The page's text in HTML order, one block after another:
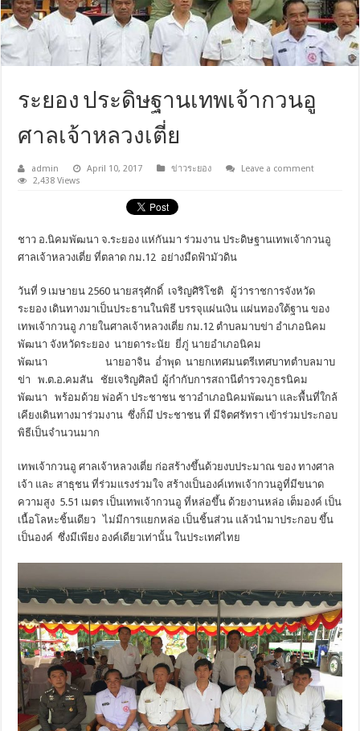
ระยอง ประดิษฐานเทพเจ้ากวนอู
ศาลเจ้าหลวงเตี่ย
admin April 10, 2017 ข่าวระยอง
Leave a comment
2,438 Views
ชาว อ.นิคมพัฒนา จ.ระยอง แห่กันมา ร่วมงาน ประดิษฐานเทพเจ้ากวนอู
ศาลเจ้าหลวงเตี่ย ที่ตลาด กม.12 อย่างมืดฟ้ามัวดิน
วันที่ 9 เมษายน 2560 นายสรุศักดิ์ เจริญศิริโชติ ผู้ว่าราชการจังหวัด
ระยอง เดินทางมาเป็นประธานในพิธี บรรจุแผ่นเงิน แผ่นทองใต้ฐาน ของ
เทพเจ้ากวนอู ภายในศาลเจ้าหลวงเตี่ย กม.12 ตำบลมาบข่า อำเภอนิคม
พัฒนา จังหวัดระยอง นายดาระนัย ยี่ภู่ นายอำเภอนิคม
พัฒนา นายอาจิน อ่ำพุด นายกเทศมนตรีเทศบาทตำบลมาบ
ข่า พ.ต.อ.คมสัน ชัยเจริญศิลป์ ผู้กำกับการสถานีตำรวจภูธรนิคม
พัฒนา พร้อมด้วย พ่อค้า ประชาชน ชาวอำเภอนิคมพัฒนา และพื้นที่ใกล้
เคียงเดินทางมาร่วมงาน ซึ่งก็มี ประชาชน ที่ มีจิตศรัทรา เข้าร่วมประกอบ
พิธีเป็นจำนวนมาก
เทพเจ้ากวนอู ศาลเจ้าหลวงเตี่ย ก่อสร้างขึ้นด้วยงบประมาณ ของ ทางศาล
เจ้า และ สาธุชน ที่ร่วมแรงร่วมใจ สร้างเป็นองค์เทพเจ้ากวนอูที่มีขนาด
ความสูง 5.51 เมตร เป็นเทพเจ้ากวนอู ที่หล่อขึ้น ด้วยงานหล่อ เต็มองค์ เป็น
เนื้อโลหะชิ้นเดียว ไม่มีการแยกหล่อ เป็นชิ้นส่วน แล้วนำมาประกอบ ขึ้น
เป็นองค์ ซึ่งมีเพียง องค์เดียวเท่านั้น ในประเทศไทย